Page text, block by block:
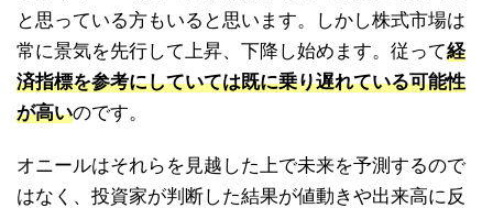
と思っている方もいると思います。しかし株式市場は
常に景気を先行して上昇、下降し始めます。従って経
済指標を参考にしていては既に乗り遅れている可能性
が高いのです。
オニールはそれらを見越した上で未来を予測するので
はなく、投資家が判断した結果が値動きや出来高に反